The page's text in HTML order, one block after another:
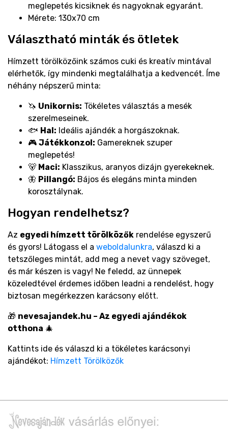
meglepetés kicsiknek és nagyoknak egyaránt.
Mérete: 130x70 cm
Választható minták és ötletek
Hímzett törölközőink számos cuki és kreatív mintával
elérhetők, így mindenki megtalálhatja a kedvencét. Íme
néhány népszerű minta:
🦄 Unikornis: Tökéletes választás a mesék
szerelmeseinek.
🐟 Hal: Ideális ajándék a horgászoknak.
🎮 Játékkonzol: Gamereknek szuper
meglepetés!
🐻 Maci: Klasszikus, aranyos dizájn gyerekeknek.
🦋 Pillangó: Bájos és elegáns minta minden
korosztálynak.
Hogyan rendelhetsz?
Az egyedi hímzett törölközők rendelése egyszerű
és gyors! Látogass el a weboldalunkra, válaszd ki a
tetszőleges mintát, add meg a nevet vagy szöveget,
és már készen is vagy! Ne feledd, az ünnepek
közeledtével érdemes időben leadni a rendelést, hogy
biztosan megérkezzen karácsony előtt.
🎁 nevesajandek.hu – Az egyedi ajándékok
otthona 🎄
Kattints ide és válaszd ki a tökéletes karácsonyi
ajándékot: Hímzett Törölközők